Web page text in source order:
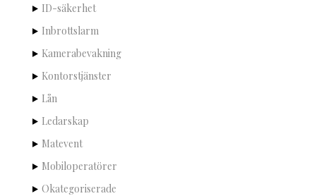
ID-säkerhet
Inbrottslarm
Kamerabevakning
Kontorstjänster
Lån
Ledarskap
Matevent
Mobiloperatörer
Okategoriserade